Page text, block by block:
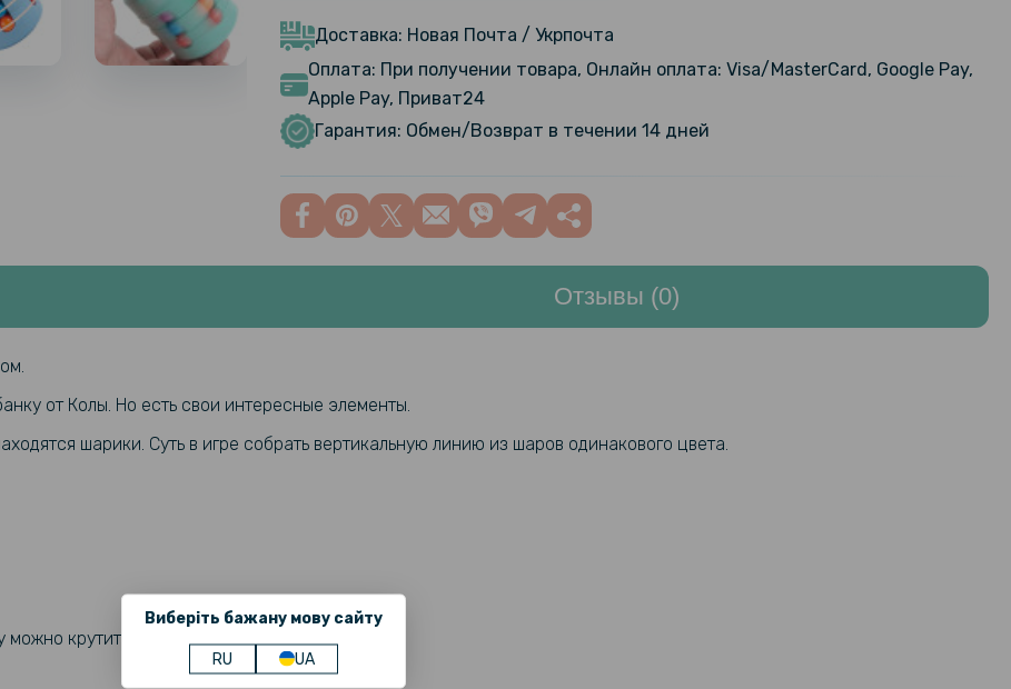
Виберіть бажану мову сайту
RU UA
Чехол-накладка C-KU IQS Design для Xiaomi
Mi 10T / Mi 10T Pro
Data - кабель Hoco U100 Orbit USB - Micro-
USB 1.2м, Black
Головоломка спиннер антистресс Magic
Bean Spinner Cube
169 грн
Доставка: Новая Почта / Укрпочта
Оплата: При получении товара, Онлайн оплата: Visa/MasterCard, Google Pay,
Apple Pay, Приват24
Гарантия: Обмен/Возврат в течении 14 дней
Отзывы (0)
от Колы. Но есть свои интересные элементы.
шарики. Суть в игре собрать вертикальную линию из шаров одинакового цвета.
крутить как спиннер.